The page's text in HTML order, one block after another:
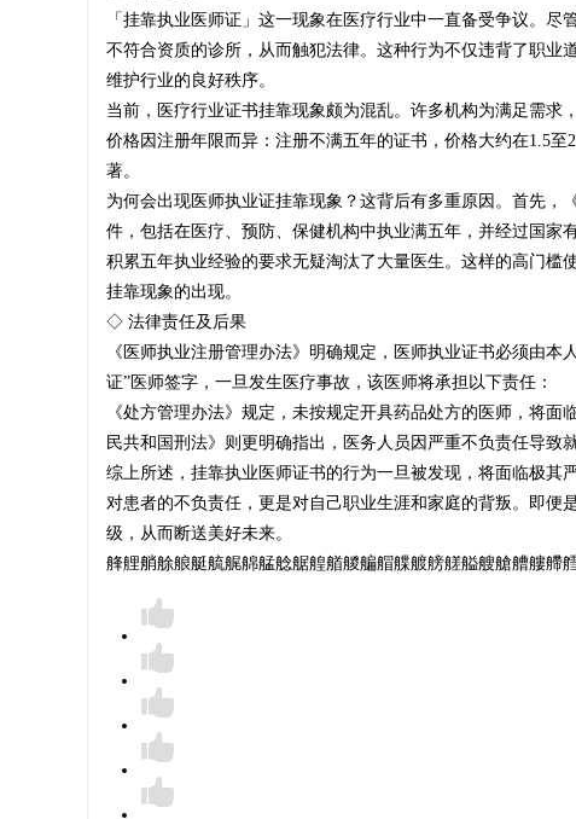
「挂靠执业医师证」这一现象在医疗行业中一直备受争议。
不符合资质的诊所，从而触犯法律。这种行为不仅违背了职
维护行业的良好秩序。
当前，医疗行业证书挂靠现象颇为混乱。许多机构为满足需
价格因注册年限而异：注册不满五年的证书，价格大约在1.5
著。
为何会出现医师执业证挂靠现象？这背后有多重原因。首先
件，包括在医疗、预防、保健机构中执业满五年，并经过国家
积累五年执业经验的要求无疑淘汰了大量医生。这样的高门槛
挂靠现象的出现。
◇ 法律责任及后果
《医师执业注册管理办法》明确规定，医师执业证书必须由
证”医师签字，一旦发生医疗事故，该医师将承担以下责任：
《处方管理办法》规定，未按规定开具药品处方的医师，将
民共和国刑法》则更明确指出，医务人员因严重不负责任导致
综上所述，挂靠执业医师证书的行为一旦被发现，将面临极
对患者的不负责任，更是对自己职业生涯和家庭的背叛。即便
级，从而断送美好未来。
艂艃艄艅艆艇艈艉艊艋艌艍艎艏艐艑艒艓艔艕艖艗艘艙艚艛艜